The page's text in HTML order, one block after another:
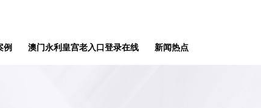
例 澳门永利皇宫老入口登录在线 新闻热点